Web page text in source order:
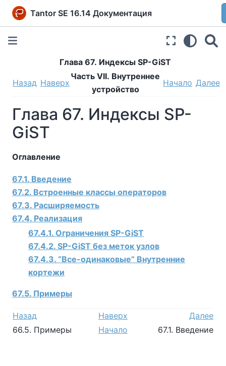
Tantor SE 16.14 Документация
Глава 67. Индексы SP-GiST
Назад Наверх
Часть VII. Внутреннее
устройство
Начало Далее
Глава 67. Индексы SP-
GiST
Оглавление
67.1. Введение
67.2. Встроенные классы операторов
67.3. Расширяемость
67.4. Реализация
67.4.1. Ограничения SP-GiST
67.4.2. SP-GiST без меток узлов
67.4.3. “Все-одинаковые” Внутренние
кортежи
67.5. Примеры
Назад Наверх
Далее
66.5. Примеры
Начало 67.1. Введение